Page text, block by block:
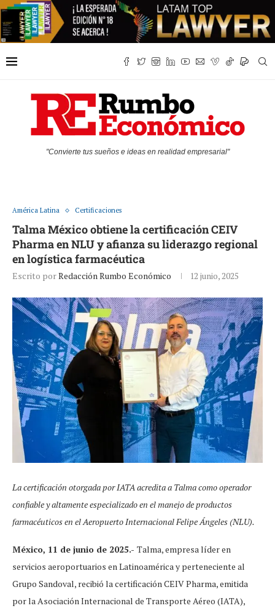
"Convierte tus sueños e ideas en realidad empresarial"
América Latina Certificaciones
Talma México obtiene la certificación CEIV
Pharma en NLU y afianza su liderazgo regional
en logística farmacéutica
Escrito porRedacción Rumbo Económico 12 junio, 2025
La certificación otorgada por IATA acredita a Talma como operador
confiable y altamente especializado en el manejo de productos
farmacéuticos en el Aeropuerto Internacional Felipe Ángeles (NLU).
México, 11 de junio de 2025.- Talma, empresa líder en
servicios aeroportuarios en Latinoamérica y perteneciente al
Grupo Sandoval, recibió la certificación CEIV Pharma, emitida
por la Asociación Internacional de Transporte Aéreo (IATA),